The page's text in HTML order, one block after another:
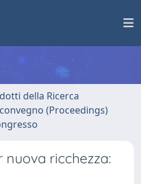
della Ricerca
(Proceedings)
nuova ricchezza: